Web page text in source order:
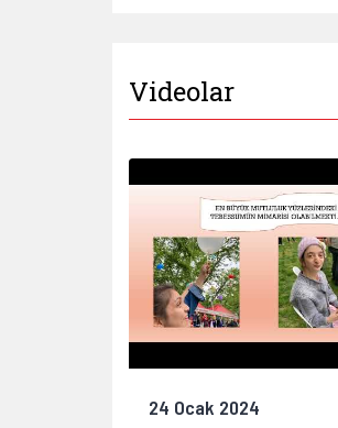
Videolar
24 Ocak 2024